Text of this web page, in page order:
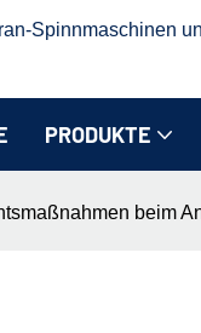
Spinnmaschinen
PRODUKTE
beim